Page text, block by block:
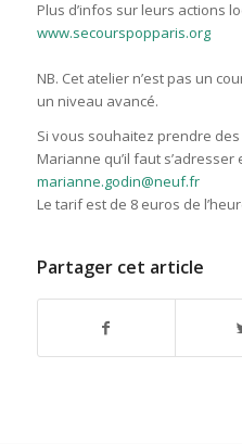
Plus d’infos sur leurs actions
www.secourspopparis.org
NB. Cet atelier n’est pas un
un niveau avancé.
Si vous souhaitez prendre des
Marianne qu’il faut
marianne.godin@neuf.fr
Le tarif est de 8 euros de
Partager cet article